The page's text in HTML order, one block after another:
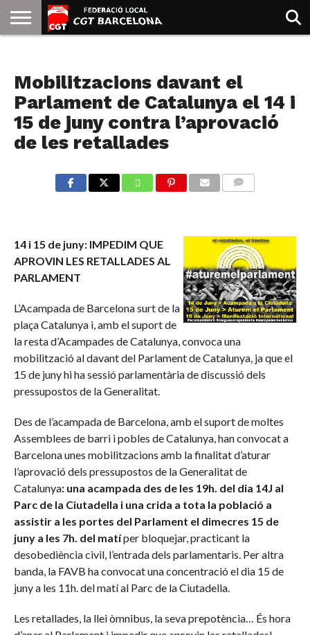
GOLDMAN
Mobilitzacions davant el
Parlament de Catalunya el 14 i
15 de juny contra l’aprovació
de les retallades
14 i 15 de juny: IMPEDIM QUE
APROVIN LES RETALLADES AL
PARLAMENT
L’Acampada de Barcelona surt de la
plaça Catalunya i, amb el suport de
la resta d’Acampades de Catalunya, convoca una
mobilització al davant del Parlament de Catalunya, ja que el
15 de juny hi ha sessió parlamentària de discussió dels
pressupostos de la Generalitat.
Des de l’acampada de Barcelona, amb el suport de moltes
Assemblees de barri i pobles de Catalunya, han convocat a
Barcelona unes mobilitzacions amb la finalitat d’aturar
l’aprovació dels pressupostos de la Generalitat de
Catalunya: una acampada des de les 19h. del dia 14J al
Parc de la Ciutadella i una crida a tota la població a
assistir a les portes del Parlament el dimecres 15 de
juny a les 7h. del matíper bloquejar, practicant la
desobediència civil, l’entrada dels parlamentaris. Per altra
banda, la FAVB ha convocat una concentració el dia 15 de
juny a les 11h. del matí al Parc de la Ciutadella.
Les retallades, la llei òmnibus, la seva prepotència… És hora